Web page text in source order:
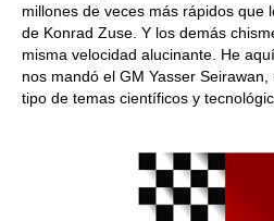
millones de veces más rápidos que
de Konrad Zuse. Y los demás
misma velocidad alucinante. He
nos mandó el GM Yasser
tipo de temas científicos y